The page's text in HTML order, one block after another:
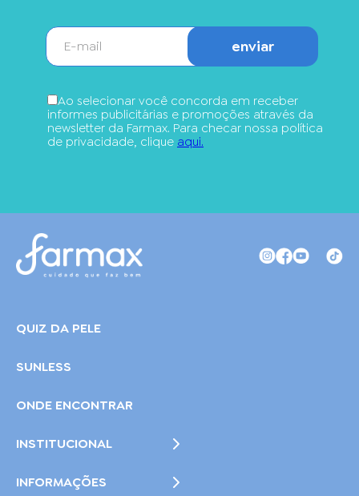
enviar
Ao selecionar você concorda em receber
informes publicitárias e promoções através da
newsletter da Farmax. Para checar nossa política
de privacidade, clique aqui.
QUIZ DA PELE
SUNLESS
ONDE ENCONTRAR
INSTITUCIONAL
INFORMAÇÕES